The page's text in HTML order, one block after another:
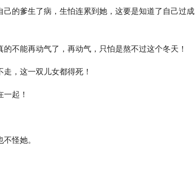
的爹生了病，生怕连累到她，这要是知道了自己过成
不能再动气了，再动气，只怕是熬不过这个冬天！
，这一双儿女都得死！
起！
怪她。